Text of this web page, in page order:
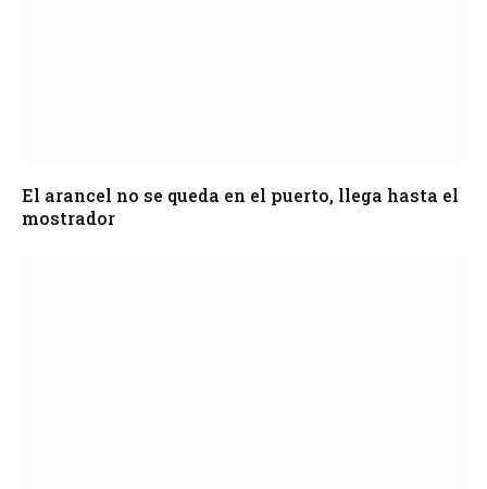
El arancel no se queda en el puerto, llega hasta el
mostrador